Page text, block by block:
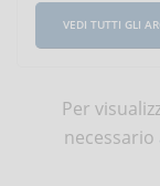
VEDI TUTTI GLI
Per
necessario